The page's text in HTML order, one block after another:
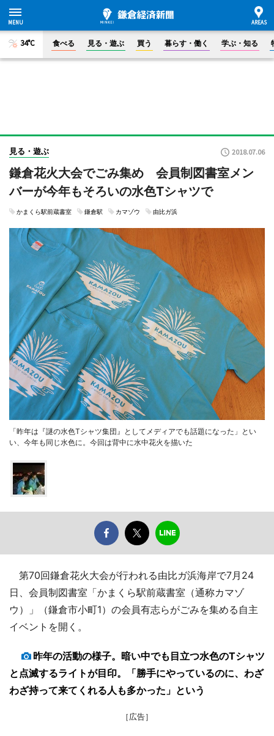
34°C 食べる 見る・遊ぶ 買う 暮らす・働く 学ぶ・知る
見る・遊ぶ 2018.07.06
鎌倉花火大会でごみ集め 会員制図書室メン
バーが今年もそろいの水色Tシャツで
かまくら駅前蔵書室 鎌倉駅 カマゾウ 由比ガ浜
「昨年は『謎の水色Tシャツ集団』としてメディアでも話題になった」とい
い、今年も同じ水色に。今回は背中に水中花火を描いた
第70回鎌倉花火大会が行われる由比ガ浜海岸で7月24
日、会員制図書室「かまくら駅前蔵書室（通称カマゾ
ウ）」（鎌倉市小町1）の会員有志らがごみを集める自主
イベントを開く。
昨年の活動の様子。暗い中でも目立つ水色のTシャツ
と点滅するライトが目印。「勝手にやっているのに、わざ
わざ持って来てくれる人も多かった」という
［広告］